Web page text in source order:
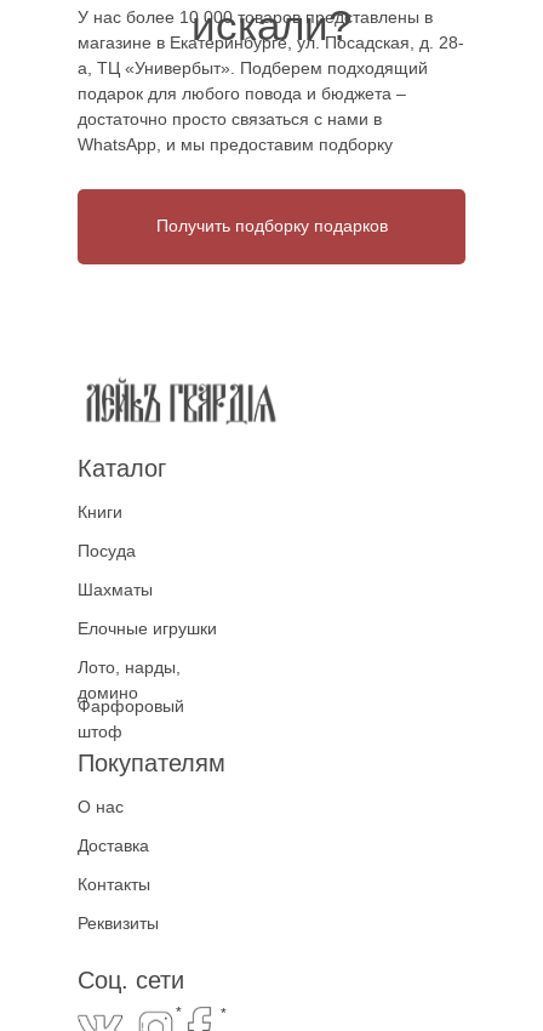
У нас более 10 000 товаров представлены в
магазине в Екатеринбурге, ул. Посадская, д. 28-
а, ТЦ «Универбыт». Подберем подходящий
подарок для любого повода и бюджета –
достаточно просто связаться с нами в
WhatsApp, и мы предоставим подборку
искали?
Получить подборку подарков
Доставка
Контакты
Реквизиты
Каталог
Книги
Посуда
Шахматы
Покупателям
Соц. сети
* *
Елочные игрушки
Лото, нарды,
домино
Фарфоровый
штоф
О нас